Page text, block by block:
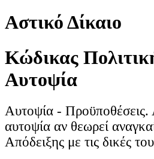
Αστικό Δίκαιο
Κώδικας
Αυτοψία
Αυτοψία - Προϋποθέσεις.
αυτοψία αν θεωρεί
Απόδειξης με τις δικές